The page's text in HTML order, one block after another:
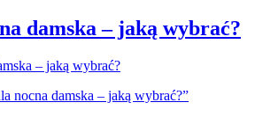
damska – jaką wybrać?
nocna damska – jaką wybrać?”